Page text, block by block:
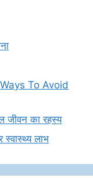
To Avoid
का रहस्य
लाभ